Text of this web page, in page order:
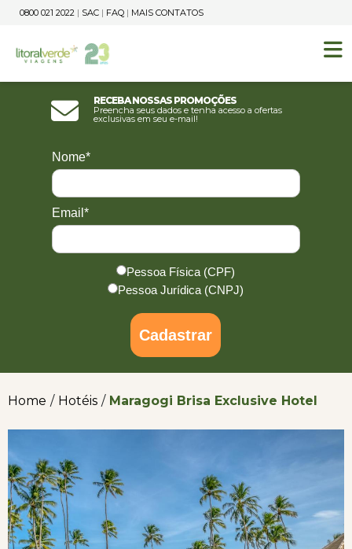
0800 021 2022 | SAC | FAQ | MAIS CONTATOS
Receba nossas promoções
Preencha seus dados e tenha acesso a ofertas
exclusivas em seu e-mail!
Nome*
Email*
Pessoa Física (CPF)
Pessoa Jurídica (CNPJ)
Cadastrar
Home / Hotéis / Maragogi Brisa Exclusive Hotel